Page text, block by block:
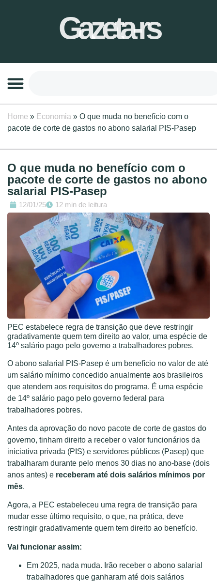
Gazeta-rs
Home » Economia » O que muda no benefício com o
pacote de corte de gastos no abono salarial PIS-Pasep
O que muda no benefício com o
pacote de corte de gastos no abono
salarial PIS-Pasep
12/01/25 12 min de leitura
PEC estabelece regra de transição que deve restringir
gradativamente quem tem direito ao valor, uma espécie de
14º salário pago pelo governo a trabalhadores pobres.
O abono salarial PIS-Pasep é um benefício no valor de até
um salário mínimo concedido anualmente aos brasileiros
que atendem aos requisitos do programa. É uma espécie
de 14º salário pago pelo governo federal para
trabalhadores pobres.
Antes da aprovação do novo pacote de corte de gastos do
governo, tinham direito a receber o valor funcionários da
iniciativa privada (PIS) e servidores públicos (Pasep) que
trabalharam durante pelo menos 30 dias no ano-base (dois
anos antes) e receberam até dois salários mínimos por
mês.
Agora, a PEC estabeleceu uma regra de transição para
mudar esse último requisito, o que, na prática, deve
restringir gradativamente quem tem direito ao benefício.
Vai funcionar assim:
Em 2025, nada muda. Irão receber o abono salarial
trabalhadores que ganharam até dois salários